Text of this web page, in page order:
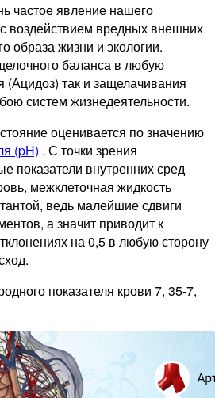
частое явление нашего
воздействием вредных внешних
образа жизни и экологии.
баланса в любую
(Ацидоз) так и защелачивания
систем жизнедеятельности.
оценивается по значению
(pH) . С точки зрения
показатели внутренних сред
межклеточная жидкость
ведь малейшие сдвиги
а значит приводит к
на 0,5 в любую сторону
показателя крови 7, 35-7,